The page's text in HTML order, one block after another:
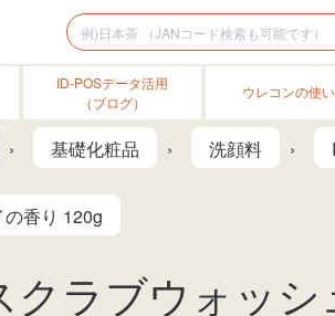
ID-POSデータ活用
（ブログ）
ウレコンの使
基礎化粧品 洗顔料
香り 120g
クラブウォッ